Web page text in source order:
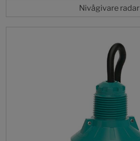
Nivågivare radar